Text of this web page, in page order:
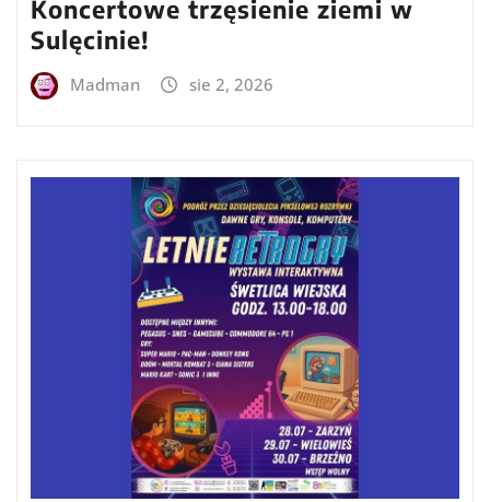
Koncertowe trzęsienie ziemi w
Sulęcinie!
Madman sie 2, 2026